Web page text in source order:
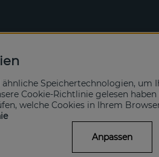
© SCANDINAVIAN JEWELRY
Speichertechnologien,
Cookie-Richtlinie gelesen
welche Cookies in Ihrem
Anpassen